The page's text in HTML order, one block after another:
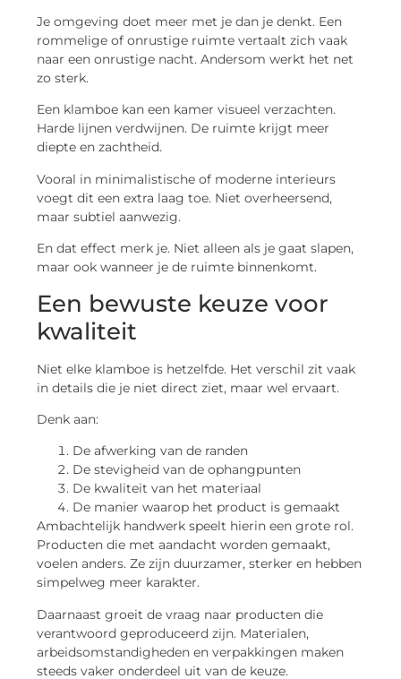
Je omgeving doet meer met je dan je denkt. Een
rommelige of onrustige ruimte vertaalt zich vaak
naar een onrustige nacht. Andersom werkt het net
zo sterk.
Een klamboe kan een kamer visueel verzachten.
Harde lijnen verdwijnen. De ruimte krijgt meer
diepte en zachtheid.
Vooral in minimalistische of moderne interieurs
voegt dit een extra laag toe. Niet overheersend,
maar subtiel aanwezig.
En dat effect merk je. Niet alleen als je gaat slapen,
maar ook wanneer je de ruimte binnenkomt.
Een bewuste keuze voor
kwaliteit
Niet elke klamboe is hetzelfde. Het verschil zit vaak
in details die je niet direct ziet, maar wel ervaart.
Denk aan:
De afwerking van de randen
De stevigheid van de ophangpunten
De kwaliteit van het materiaal
De manier waarop het product is gemaakt
Ambachtelijk handwerk speelt hierin een grote rol.
Producten die met aandacht worden gemaakt,
voelen anders. Ze zijn duurzamer, sterker en hebben
simpelweg meer karakter.
Daarnaast groeit de vraag naar producten die
verantwoord geproduceerd zijn. Materialen,
arbeidsomstandigheden en verpakkingen maken
steeds vaker onderdeel uit van de keuze.